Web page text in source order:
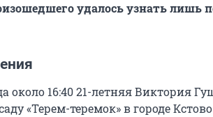
удалось узнать лишь
около 16:40 21-летняя Виктория
«Терем-теремок» в городе